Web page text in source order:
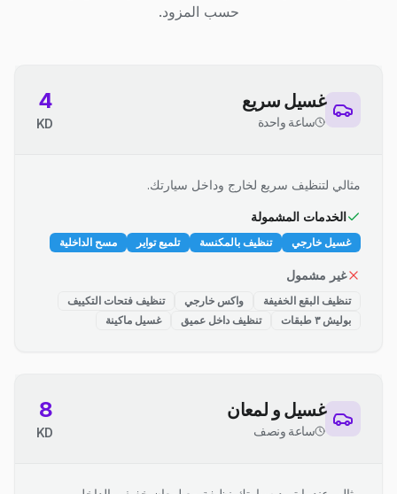
حسب المزود.
غسيل سريع
ساعة واحدة
4
KD
مثالي لتنظيف سريع لخارج وداخل سيارتك.
الخدمات المشمولة
غسيل خارجي تنظيف بالمكنسة تلميع تواير مسح الداخلية
غير مشمول
تنظيف البقع الخفيفة واكس خارجي
تنظيف فتحات التكييف
بوليش ٣ طبقات
تنظيف داخل عميق غسيل ماكينة
غسيل و لمعان
ساعة ونصف
8
KD